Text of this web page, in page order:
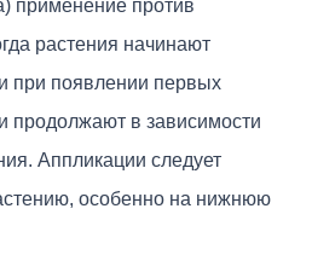
применение против
растения начинают
при появлении первых
продолжают в зависимости
Аппликации следует
особенно на нижнюю